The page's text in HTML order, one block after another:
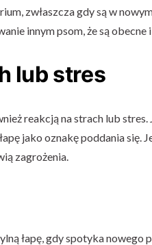
zwłaszcza gdy są w
innym psom, że są
lub stres
reakcją na strach lub
jako oznakę poddania się.
zagrożenia.
łapę, gdy spotyka nowego